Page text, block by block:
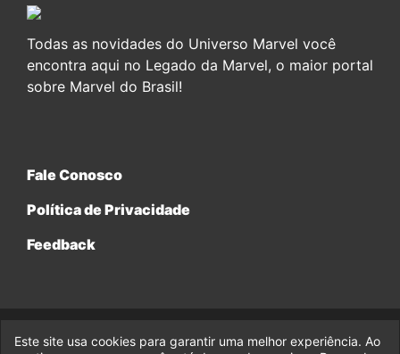
Todas as novidades do Universo Marvel você
encontra aqui no Legado da Marvel, o maior portal
sobre Marvel do Brasil!
Fale Conosco
Política de Privacidade
Feedback
© 2017-2026 Legado da Marvel, uma empresa da Legado
Este site usa cookies para garantir uma melhor experiência. Ao